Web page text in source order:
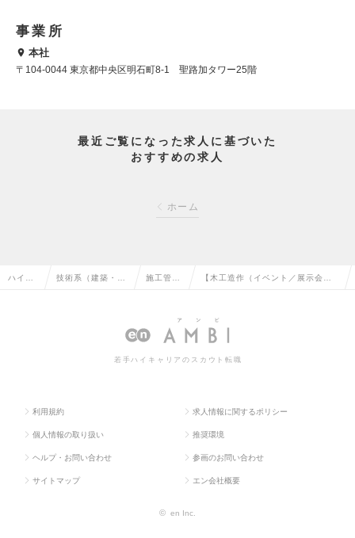
事業所
本社
〒104-0044 東京都中央区明石町8-1 聖路加タワー25階
最近ご覧になった求人に基づいた
おすすめの求人
ホーム
ハイク 技術系（建築・設 施工管理
の転職
【木工造作（イベント／展示会ブ
た福利厚生の求人情報
若手ハイキャリアのスカウト転職
利用規約 求人情報に関するポリシー
個人情報の取り扱い 推奨環境
ヘルプ・お問い合わせ 参画のお問い合わせ
サイトマップ エン会社概要
© en Inc.